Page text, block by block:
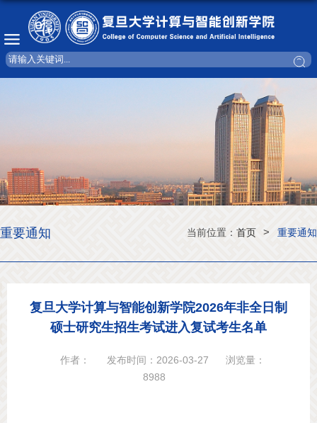
当前位置： 首页 > 重要通知
重要通知
复旦大学计算与智能创新学院2026年非全日制
硕士研究生招生考试进入复试考生名单
作者： 发布时间：2026-03-27
浏览量：
8988